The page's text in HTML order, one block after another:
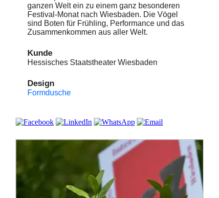
ganzen Welt ein zu einem ganz besonderen
Festival-Monat nach Wiesbaden. Die Vögel
sind Boten für Frühling, Performance und das
Zusammenkommen aus aller Welt.
Kunde
Hessisches Staatstheater Wiesbaden
Design
Formdusche